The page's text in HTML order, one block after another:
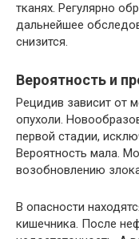
тканях. Регулярно
дальнейшее
снизится.
Вероятность и
Рецидив зависит от
опухоли.
первой стадии,
Вероятность мала.
возобновлению
В опасности
кишечника. После